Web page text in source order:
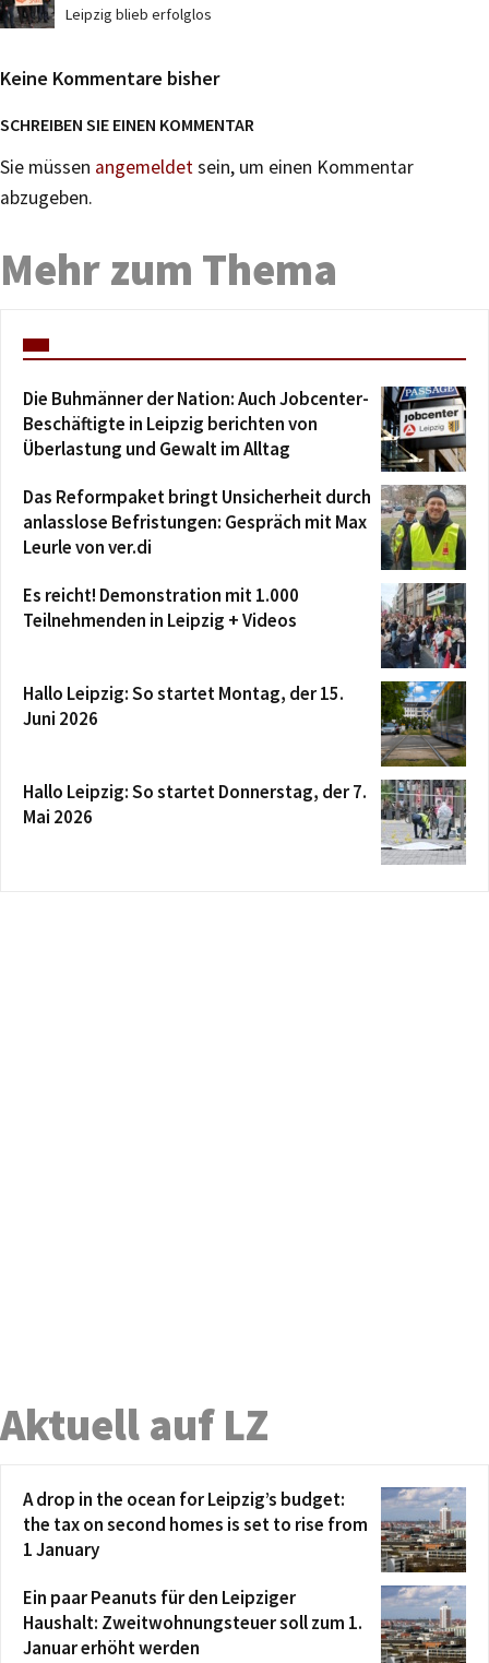
Leipzig blieb erfolglos
Keine Kommentare bisher
SCHREIBEN SIE EINEN KOMMENTAR
Sie müssen angemeldetsein, um einen Kommentar
abzugeben.
Mehr zum Thema
Die Buhmänner der Nation: Auch Jobcenter-
Beschäftigte in Leipzig berichten von
Überlastung und Gewalt im Alltag
Das Reformpaket bringt Unsicherheit durch
anlasslose Befristungen: Gespräch mit Max
Leurle von ver.di
Es reicht! Demonstration mit 1.000
Teilnehmenden in Leipzig + Videos
Hallo Leipzig: So startet Montag, der 15.
Juni 2026
Hallo Leipzig: So startet Donnerstag, der 7.
Mai 2026
Aktuell auf LZ
A drop in the ocean for Leipzig’s budget:
the tax on second homes is set to rise from
1 January
Ein paar Peanuts für den Leipziger
Haushalt: Zweitwohnungsteuer soll zum 1.
Januar erhöht werden